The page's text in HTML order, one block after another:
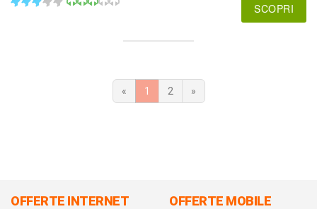
SCOPRI
« 1 2 »
OFFERTE INTERNET OFFERTE MOBILE